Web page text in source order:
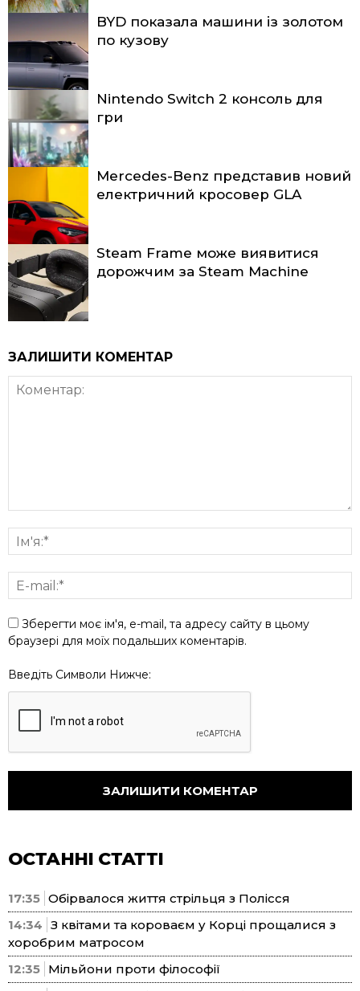
BYD показала машини із золотом
по кузову
Nintendo Switch 2 консоль для
гри
Mercedes-Benz представив новий
електричний кросовер GLA
Steam Frame може виявитися
дорожчим за Steam Machine
ЗАЛИШИТИ КОМЕНТАР
Зберегти моє ім'я, e-mail, та адресу сайту в цьому
браузері для моїх подальших коментарів.
Введіть Символи Нижче:
ОСТАННІ СТАТТІ
17:35 Обірвалося життя стрільця з Полісся
14:34 З квітами та короваєм у Корці прощалися з
хоробрим матросом
12:35 Мільйони проти філософії